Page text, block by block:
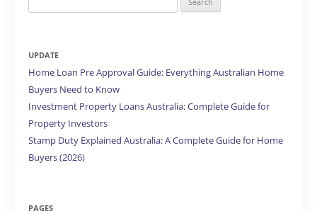
for:
UPDATE
Home Loan Pre Approval Guide: Everything Australian Home
Buyers Need to Know
Investment Property Loans Australia: Complete Guide for
Property Investors
Stamp Duty Explained Australia: A Complete Guide for Home
Buyers (2026)
PAGES